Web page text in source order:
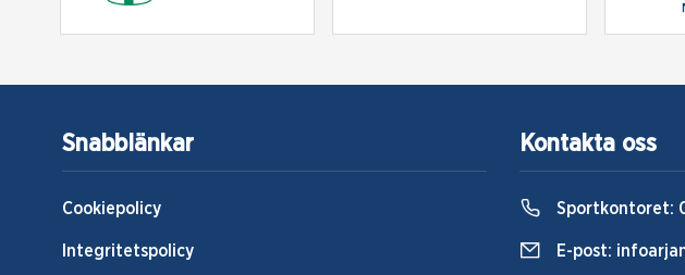
Snabblänkar
Cookiepolicy
Integritetspolicy
Kontakta oss
Sportkontoret:
E-post: